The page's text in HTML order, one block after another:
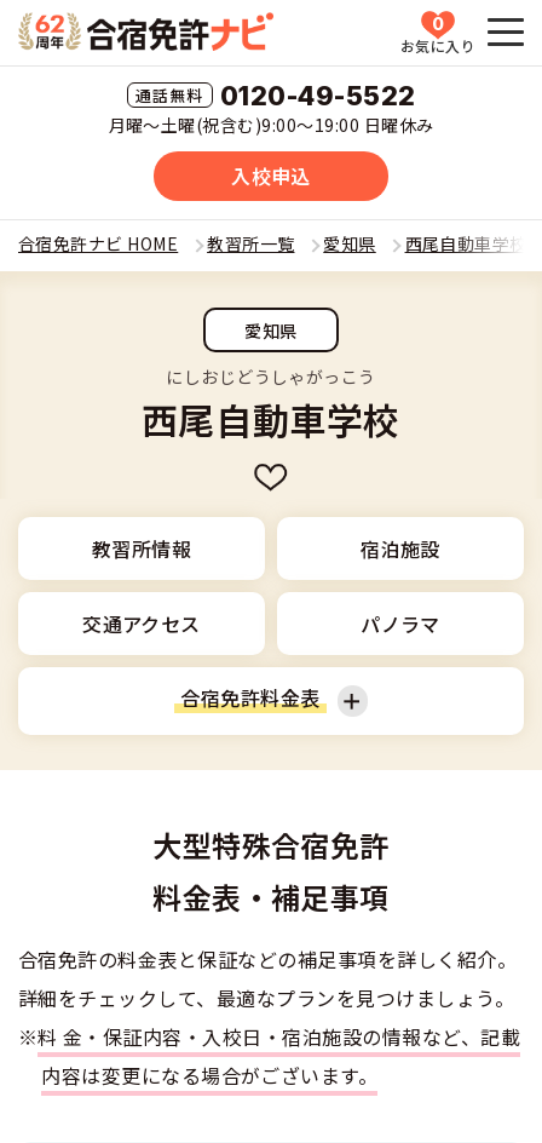
0
お気に入り
0120-49-5522
月曜〜土曜(祝含む)9:00〜19:00 日曜休み
入校申込
HOME
教習所一覧
運転免許の種類(車種)を選ぶ
普通二輪
準中型車
中型車
大型車
普通二種
中型二種
大型二種
特集ページ一覧
格安シーズン料金
出発地別おすすめ校
こだわり、テーマから探す
360度パノラマ教習所
教育訓練給付金制度
受験資格特例教習
お気に入りの教習所
合宿免許とは
安心・お得・早い・充実の合宿免許
合宿免許選びのアドバイス
合宿免許の入校までの流れ
合宿免許での免許取得の流れ
合宿に関わる料金について
合宿費用のお支払いについて
合宿免許 体験談・口コミ
合宿免許に役立つ情報
合宿免許で最短合格するには
高校生は運転免許を取れる？
免許取消・失効による再取得
冬・雪国の合宿免許は大丈夫？
大型免許体験記
全国の運転免許試験場(免許センター)
本免学科試験問題に挑戦
合宿免許ナビについて
会社情報・代表メッセージ
会社概要
登録商標
特定商取引法に基づく表示
お気に入りの教習所一覧
運転者適性診断
0120-49-5522
入校申込
合宿免許ナビ HOME 教習所一覧 愛知県 西尾自動車学校
愛知県
にしおじどうしゃがっこう
西尾自動車学校
教習所情報 宿泊施設
交通アクセス パノラマ
合宿免許料金表
普通車 普通二輪
大型二輪 準中型車
大特 けん引
大型特殊合宿免許
料金表・補足事項
合宿免許の料金表と保証などの補足事項を詳しく紹介。
詳細をチェックして、最適なプランを見つけましょう。
※料金・保証内容・入校日・宿泊施設の情報など、記載
内容は変更になる場合がございます。